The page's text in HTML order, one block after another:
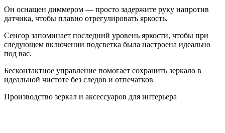
Он оснащен диммером — просто задержите руку напротив
датчика, чтобы плавно отрегулировать яркость.
Сенсор запоминает последний уровень яркости, чтобы при
следующем включении подсветка была настроена идеально
под вас.
Бесконтактное управление помогает сохранить зеркало в
идеальной чистоте без следов и отпечатков
Производство зеркал и аксессуаров для интерьера